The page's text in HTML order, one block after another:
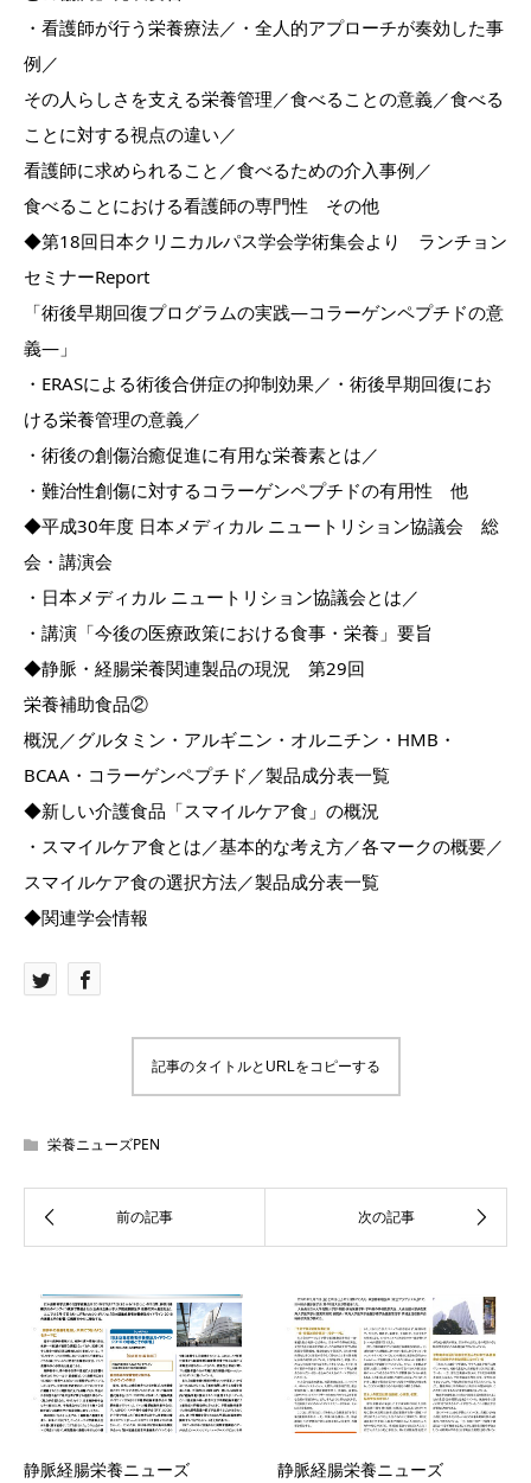
・看護師が行う栄養療法／・全人的アプローチが奏効した事
例／
その人らしさを支える栄養管理／食べることの意義／食べる
ことに対する視点の違い／
看護師に求められること／食べるための介入事例／
食べることにおける看護師の専門性 その他
◆第18回日本クリニカルパス学会学術集会より ランチョン
セミナーReport
「術後早期回復プログラムの実践―コラーゲンペプチドの意
義―」
・ERASによる術後合併症の抑制効果／・術後早期回復にお
ける栄養管理の意義／
・術後の創傷治癒促進に有用な栄養素とは／
・難治性創傷に対するコラーゲンペプチドの有用性 他
◆平成30年度 日本メディカル ニュートリション協議会 総
会・講演会
・日本メディカル ニュートリション協議会とは／
・講演「今後の医療政策における食事・栄養」要旨
◆静脈・経腸栄養関連製品の現況 第29回
栄養補助食品②
概況／グルタミン・アルギニン・オルニチン・HMB・
BCAA・コラーゲンペプチド／製品成分表一覧
◆新しい介護食品「スマイルケア食」の概況
・スマイルケア食とは／基本的な考え方／各マークの概要／
スマイルケア食の選択方法／製品成分表一覧
◆関連学会情報
記事のタイトルとURLをコピーする
栄養ニューズPEN
静脈経腸栄養ニューズ
静脈経腸栄養ニューズ